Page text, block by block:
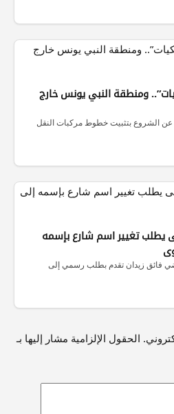
ومنطقة النبي يونس خارج
عن الشروع بتثبيت خطوط مركبات النقل
يطلب تغيير اسم شارع بإسمه
فائق زيدان تقدم بطلب رسمي إلى
الحقول الإلزامية مشار إليها بـ